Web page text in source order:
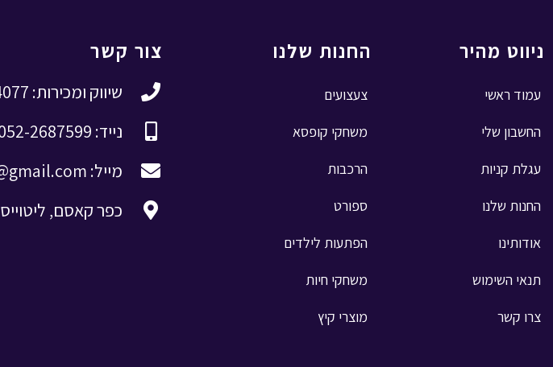
ניווט מהיר
עמוד ראשי
החשבון שלי
עגלת קניות
החנות שלנו
אודותינו
תנאי השימוש
צרו קשר
החנות שלנו
צעצועים
משחקי קופסא
הרכבות
ספורט
הפתעות לילדים
משחקי חיות
מוצרי קיץ
צור קשר
שיווק ומכירות: 03-9644077
נייד: 052-2687599
מייל: davidian345@gmail.com
כפר קאסם, ליטוייס